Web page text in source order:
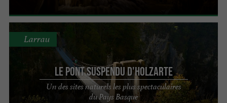
Le pont suspendu d'Holzarte
Un des sites naturels les plus spectaculaires
du Pays Basque
Larrau